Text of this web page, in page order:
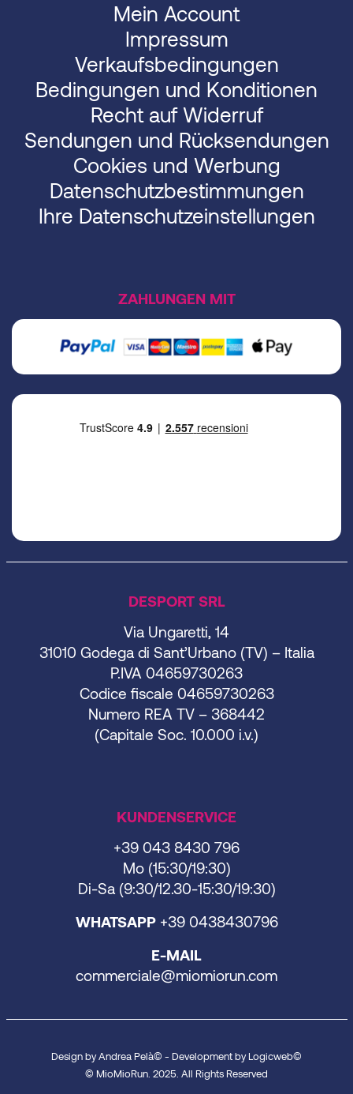
DESPORT SRL
Via Ungaretti, 14
31010 Godega di Sant’Urbano (TV) – Italia
P.IVA 04659730263
Codice fiscale 04659730263
Numero REA TV – 368442
(Capitale Soc. 10.000 i.v.)
KUNDENSERVICE
+39 043 8430 796
Mo (15:30/19:30)
Di-Sa (9:30/12.30-15:30/19:30)
WHATSAPP +39 0438430796
E-MAIL
commerciale@miomiorun.com
Mein Account
Impressum
Verkaufsbedingungen
Bedingungen und Konditionen
Recht auf Widerruf
Sendungen und Rücksendungen
Cookies und Werbung
Datenschutzbestimmungen
Ihre Datenschutzeinstellungen
ZAHLUNGEN MIT
Design by Andrea Pelà© - Development by Logicweb©
© MioMioRun. 2025. All Rights Reserved